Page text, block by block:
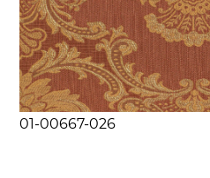
01-00667-026